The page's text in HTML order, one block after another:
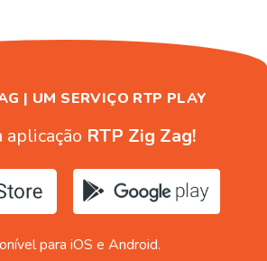
| UM SERVIÇO RTP PLAY
aplicação RTP Zig Zag!
para iOS e Android.